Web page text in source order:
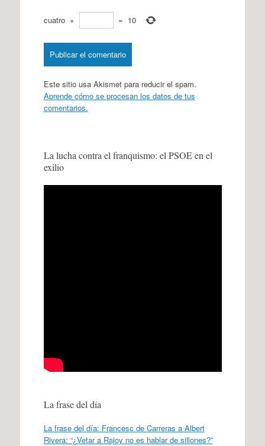
cuatro + = 10
Este sitio usa Akismet para reducir el spam.
Aprende cómo se procesan los datos de tus
comentarios.
La lucha contra el franquismo: el PSOE en el
exilio
La frase del día
La frase del día: Francesc de Carreras a Albert
Rivera: “¿Vetar a Rajoy no es hablar de sillones?”